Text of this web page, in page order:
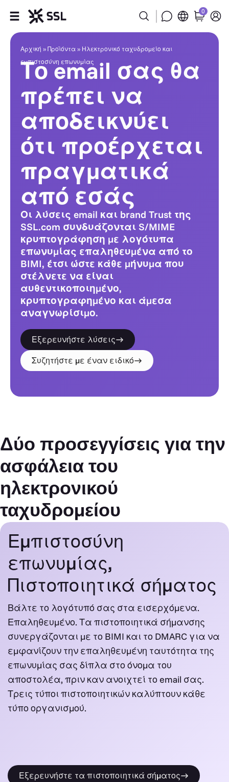
Προϊόντα
Βιομηχανία
Συνεργάτες
Εταιρεία
Υποστήριξη
0
Ηλεκτρονικό ταχυδρομείο
Αρχική » Προϊόντα » Ηλεκτρονικό ταχυδρομείο και
εμπιστοσύνη επωνυμίας
Το email σας θα
πρέπει να
αποδεικνύει
ότι προέρχεται
πραγματικά
από εσάς
Οι λύσεις email και brand Trust της
SSL.com συνδυάζονται S/MIME
κρυπτογράφηση με λογότυπα
επωνυμίας επαληθευμένα από το
BIMI, έτσι ώστε κάθε μήνυμα που
στέλνετε να είναι
αυθεντικοποιημένο,
κρυπτογραφημένο και άμεσα
αναγνωρίσιμο.
Εξερευνήστε λύσεις
Συζητήστε με έναν ειδικό
Δύο προσεγγίσεις για την
ασφάλεια του
ηλεκτρονικού
ταχυδρομείου
Εμπιστοσύνη
επωνυμίας,
Πιστοποιητικά σήματος
Βάλτε το λογότυπό σας στα εισερχόμενα.
Επαληθευμένο. Τα πιστοποιητικά σήμανσης
συνεργάζονται με το BIMI και το DMARC για να
εμφανίζουν την επαληθευμένη ταυτότητα της
επωνυμίας σας δίπλα στο όνομα του
αποστολέα, πριν καν ανοιχτεί το email σας.
Τρεις τύποι πιστοποιητικών καλύπτουν κάθε
τύπο οργανισμού.
Εξερευνήστε τα πιστοποιητικά σήματος